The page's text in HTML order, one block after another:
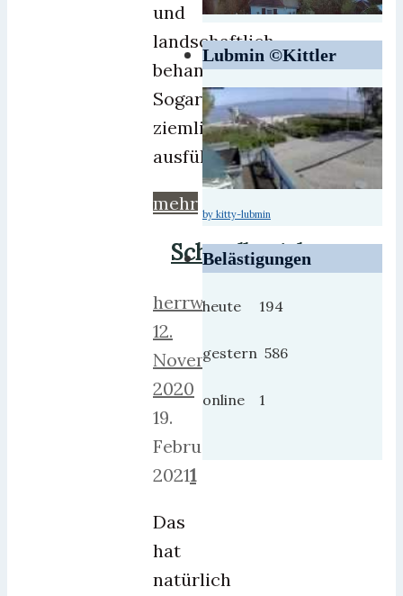
und
landschaftlich
behandelt.
Sogar
ziemlich
ausführlich.
mehr
Schwalbenjahre
herrweber
12.
November
2020
19.
Februar
20211
Das
hat
natürlich
Lubmin ©Kittler
by kitty-lubmin
Belästigungen
heute 194
gestern 586
online 1